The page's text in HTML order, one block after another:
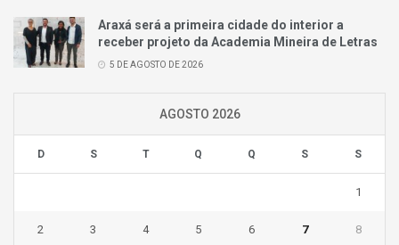
Araxá será a primeira cidade do interior a
receber projeto da Academia Mineira de Letras
5 DE AGOSTO DE 2026
AGOSTO 2026
D S T Q Q S S
1
2 3 4 5 6 7 8